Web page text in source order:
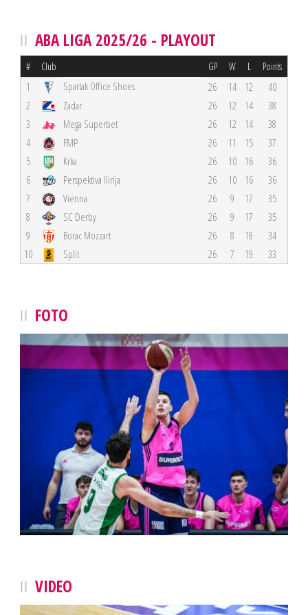
ABA LIGA 2025/26 - PLAYOUT
# Club GP W L Points
1 Spartak Office Shoes 26 14 12
40
2
Zadar 26 12 14
38
3
Mega Superbet 26 12 14
38
4
FMP 26 11 15
37
5
Krka 26 10 16
36
6
Perspektiva Ilirija 26 10 16
36
7
Vienna 26 9 17
35
8
SC Derby 26 9 17
35
9
Borac Mozzart 26 8 18
34
10
Split 26 7 19 33
FOTO
VIDEO